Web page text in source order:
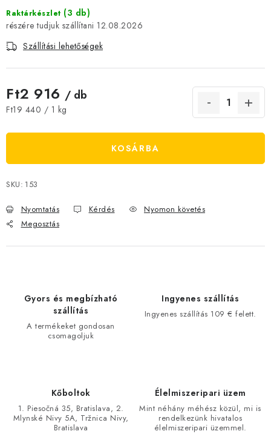
JELENLEGI KEDVEZMÉNYEK
HÍREK
ÉTREND-KIEGÉSZÍTŐK
Cikkek
Fotogaléria
Raktárkészlet (3 db)
12.08.2026
Szállítási lehetőségek
Ft2 916 / db
Egységár:
Ft19 440 / 1 kg
KOSÁRBA
SKU: 153
Nyomtatás Kérdés
Nyomon követés
Megosztás
Gyors és megbízható
szállítás
A termékeket gondosan
csomagoljuk
Ingyenes szállítás
Ingyenes szállítás 109 € felett.
Kőboltok
1. Piesočná 35, Bratislava, 2.
Mlynské Nivy 5A, Tržnica Nivy,
Bratislava
Élelmiszeripari üzem
Mint néhány méhész közül, mi is
rendelkezünk hivatalos
élelmiszeripari üzemmel.